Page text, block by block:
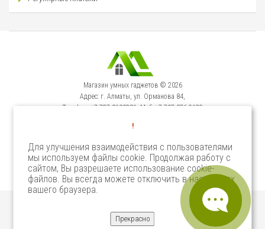
Магазин умных гаджетов © 2026
Адрес: г. Алматы, ул. Орманова 84,
Телефон: +7-727-3100231, Моб: +7-707-376-9129
Сервисный Центр: г. Алматы, ул. Орманова 84.
Select Language ▼
!
Для улучшения взаимодействия с пользователями
мы используем файлы cookie. Продолжая работу с
сайтом, Вы разрешаете использование cookie-
файлов. Вы всегда можете отключить в настройках
вашего браузера.
Прекрасно